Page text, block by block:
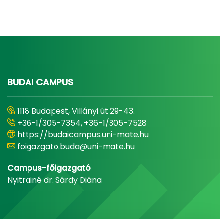
BUDAI CAMPUS
1118 Budapest, Villányi út 29-43.
+36-1/305-7354, +36-1/305-7528
https://budaicampus.uni-mate.hu
foigazgato.buda@uni-mate.hu
Campus-főigazgató
Nyitrainé dr. Sárdy Diána